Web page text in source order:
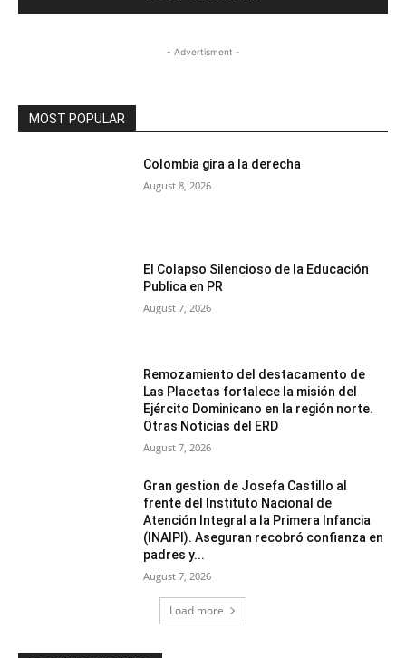
- Advertisment -
MOST POPULAR
Colombia gira a la derecha
August 8, 2026
El Colapso Silencioso de la Educación
Publica en PR
August 7, 2026
Remozamiento del destacamento de
Las Placetas fortalece la misión del
Ejército Dominicano en la región norte.
Otras Noticias del ERD
August 7, 2026
Gran gestion de Josefa Castillo al
frente del Instituto Nacional de
Atención Integral a la Primera Infancia
(INAIPI). Aseguran recobró confianza en
padres y...
August 7, 2026
Load more